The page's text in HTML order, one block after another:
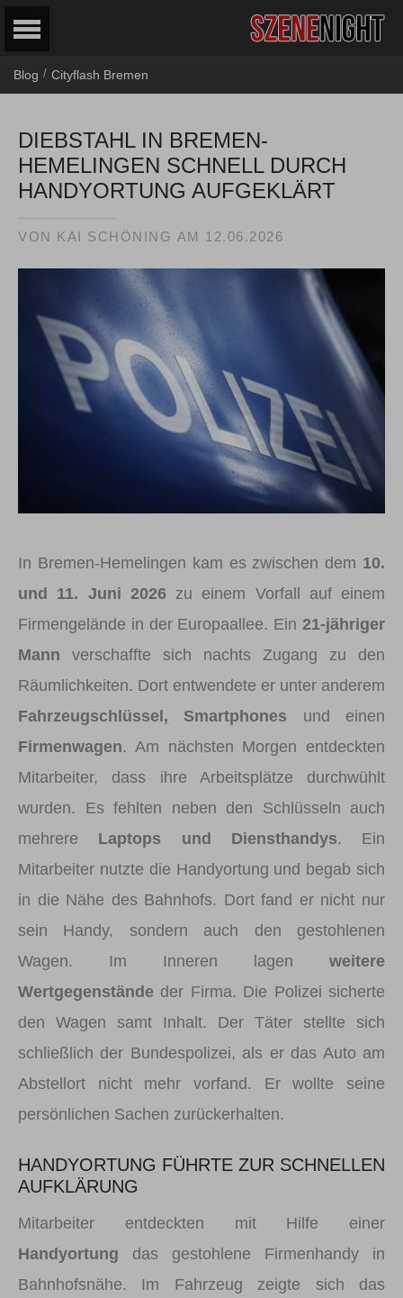
Blog / Cityflash Bremen
DIEBSTAHL IN BREMEN-
HEMELINGEN SCHNELL DURCH
HANDYORTUNG AUFGEKLÄRT
VON KAI SCHÖNING AM 12.06.2026
In Bremen-Hemelingen kam es zwischen dem 10.
und 11. Juni 2026zu einem Vorfall auf einem
Firmengelände in der Europaallee. Ein 21-jähriger
Mann verschaffte sich nachts Zugang zu den
Räumlichkeiten. Dort entwendete er unter anderem
Fahrzeugschlüssel, Smartphones und einen
Firmenwagen. Am nächsten Morgen entdeckten
Mitarbeiter, dass ihre Arbeitsplätze durchwühlt
wurden. Es fehlten neben den Schlüsseln auch
mehrere Laptops und Diensthandys. Ein
Mitarbeiter nutzte die Handyortung und begab sich
in die Nähe des Bahnhofs. Dort fand er nicht nur
sein Handy, sondern auch den gestohlenen
Wagen. Im Inneren lagen weitere
Wertgegenstände der Firma. Die Polizei sicherte
den Wagen samt Inhalt. Der Täter stellte sich
schließlich der Bundespolizei, als er das Auto am
Abstellort nicht mehr vorfand. Er wollte seine
persönlichen Sachen zurückerhalten.
HANDYORTUNG FÜHRTE ZUR SCHNELLEN
AUFKLÄRUNG
Mitarbeiter entdeckten mit Hilfe einer
Handyortung das gestohlene Firmenhandy in
Bahnhofsnähe. Im Fahrzeug zeigte sich das